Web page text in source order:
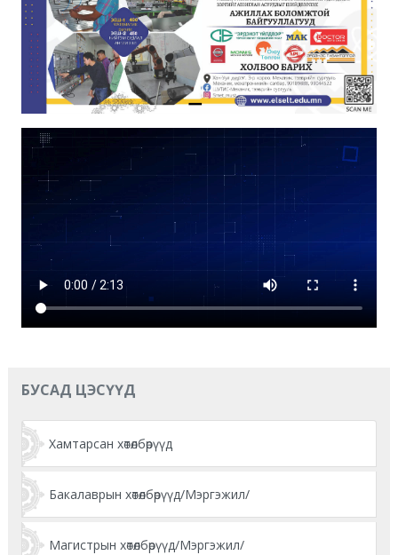
БУСАД ЦЭСҮҮД
Хамтарсан хөтөлбөрүүд
Бакалаврын хөтөлбөрүүд/Мэргэжил/
Магистрын хөтөлбөрүүд/Мэргэжил/